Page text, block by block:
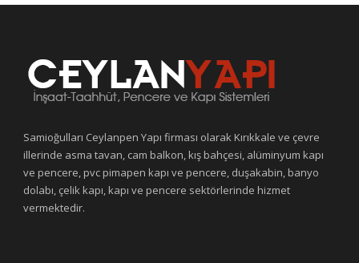
Samioğulları Ceylanpen Yapı firması olarak Kırıkkale ve çevre
illerinde asma tavan, cam balkon, kış bahçesi, alüminyum kapı
ve pencere, pvc pimapen kapı ve pencere, duşakabin, banyo
dolabı, çelik kapı, kapı ve pencere sektörlerinde hizmet
vermektedir.